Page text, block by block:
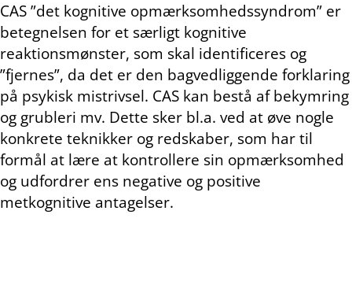
CAS ”det kognitive opmærksomhedssyndrom” er
betegnelsen for et særligt kognitive
reaktionsmønster, som skal identificeres og
”fjernes”, da det er den bagvedliggende forklaring
på psykisk mistrivsel. CAS kan bestå af bekymring
og grubleri mv. Dette sker bl.a. ved at øve nogle
konkrete teknikker og redskaber, som har til
formål at lære at kontrollere sin opmærksomhed
og udfordrer ens negative og positive
metkognitive antagelser.